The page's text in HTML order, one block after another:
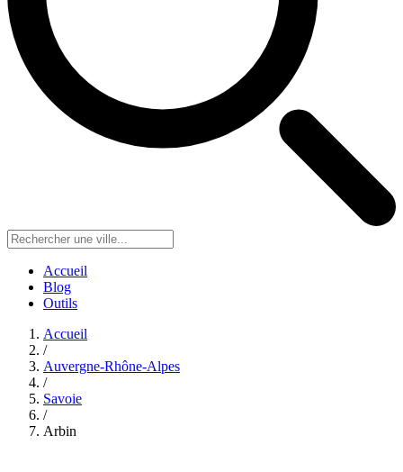
Accueil
Blog
Outils
Accueil
/
Auvergne-Rhône-Alpes
/
Savoie
/
Arbin